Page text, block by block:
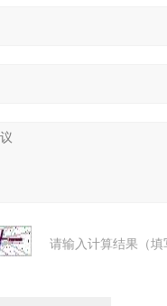
请输入计算结果（